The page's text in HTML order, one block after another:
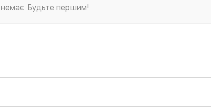
немає. Будьте першим!